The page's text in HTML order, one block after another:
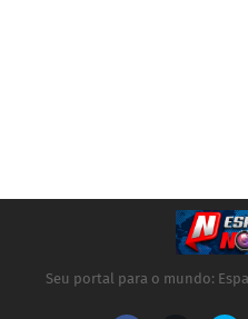
Seu portal para o mundo: